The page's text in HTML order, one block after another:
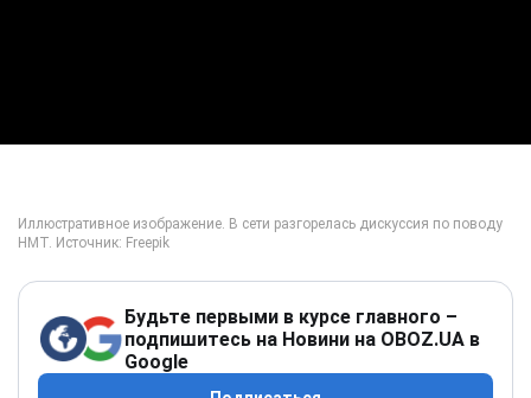
Будьте первыми в курсе главного –
подпишитесь на Новини на OBOZ.UA в
Google